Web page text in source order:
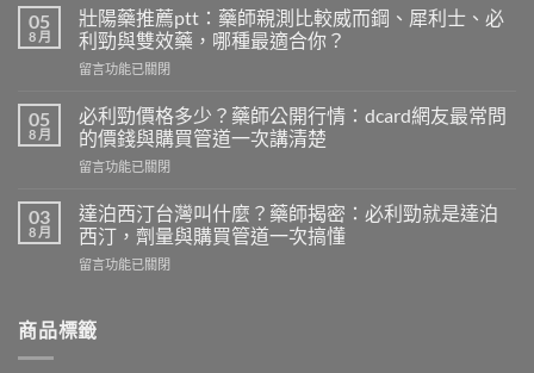
利
勁
網
購
騙
頻
傳！
藥
親
身
驗
假
05
8 月
壯陽藥推薦ptt：藥師親測比較威而鋼、犀利士、必
利勁與雙效藥，哪種最適合你？
在
陽
藥
推
薦
藥
師
親
測
威
留言功能已關閉
05
8 月
必利勁價格多少？藥師公開行情：dcard網友最常問
的價錢與購買管道一次講清楚
在
利
勁
價
格
藥
留言功能已關閉
03
8 月
達泊西汀台灣叫什麼？藥師揭密：必利勁就是達泊
西汀，劑量與購買管道一次搞懂
在
西
汀
留言功能已關閉
商品標籤